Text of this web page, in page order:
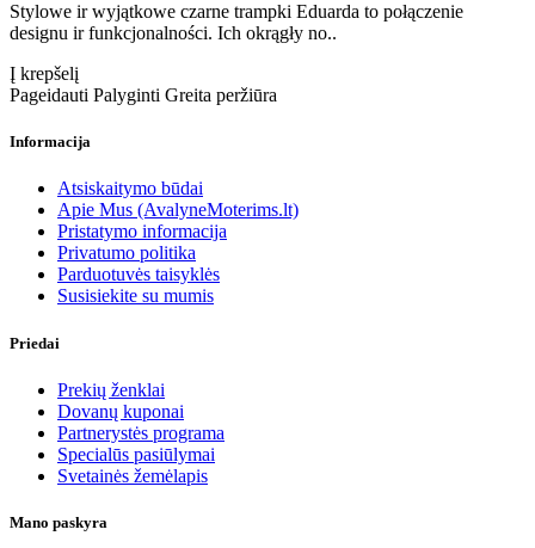
Stylowe ir wyjątkowe czarne trampki Eduarda to połączenie
designu ir funkcjonalności. Ich okrągły no..
Į krepšelį
Pageidauti Palyginti Greita peržiūra
Informacija
Atsiskaitymo būdai
Apie Mus (AvalyneMoterims.lt)
Pristatymo informacija
Privatumo politika
Parduotuvės taisyklės
Susisiekite su mumis
Priedai
Prekių ženklai
Dovanų kuponai
Partnerystės programa
Specialūs pasiūlymai
Svetainės žemėlapis
Mano paskyra